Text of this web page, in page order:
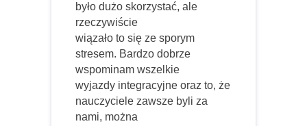
było dużo skorzystać, ale
rzeczywiście
wiązało to się ze sporym
stresem. Bardzo dobrze
wspominam wszelkie
wyjazdy integracyjne oraz to, że
nauczyciele zawsze byli za
nami, można